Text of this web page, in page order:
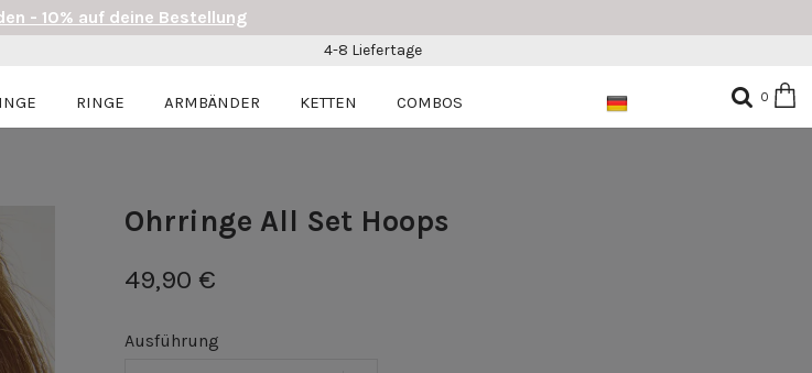
Ohrringe All Set Hoops
49,90 €
Ausführung
- 10% auf deine Bestellung
4-8 Liefertage
RINGE ARMBÄNDER KETTEN COMBOS 0